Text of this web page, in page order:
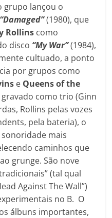
grupo lançou o
“Damaged”(1980), que
Rollins como
disco “My War”(1984),
cultuado, a ponto
por grupos como
e Queens of the
gravado como trio (Ginn
Rollins pelas vozes
pela bateria), o
mais
caminhos que
grunge. São nove
(tal qual
Against The Wall”)
no B. O
álbuns importantes,